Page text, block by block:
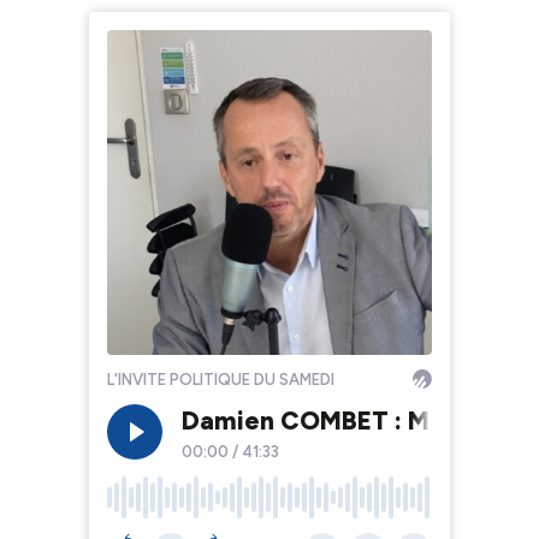
L'INVITE POLITIQUE DU SAMEDI
Damien COMBET : Maire
00:00 / 41:33